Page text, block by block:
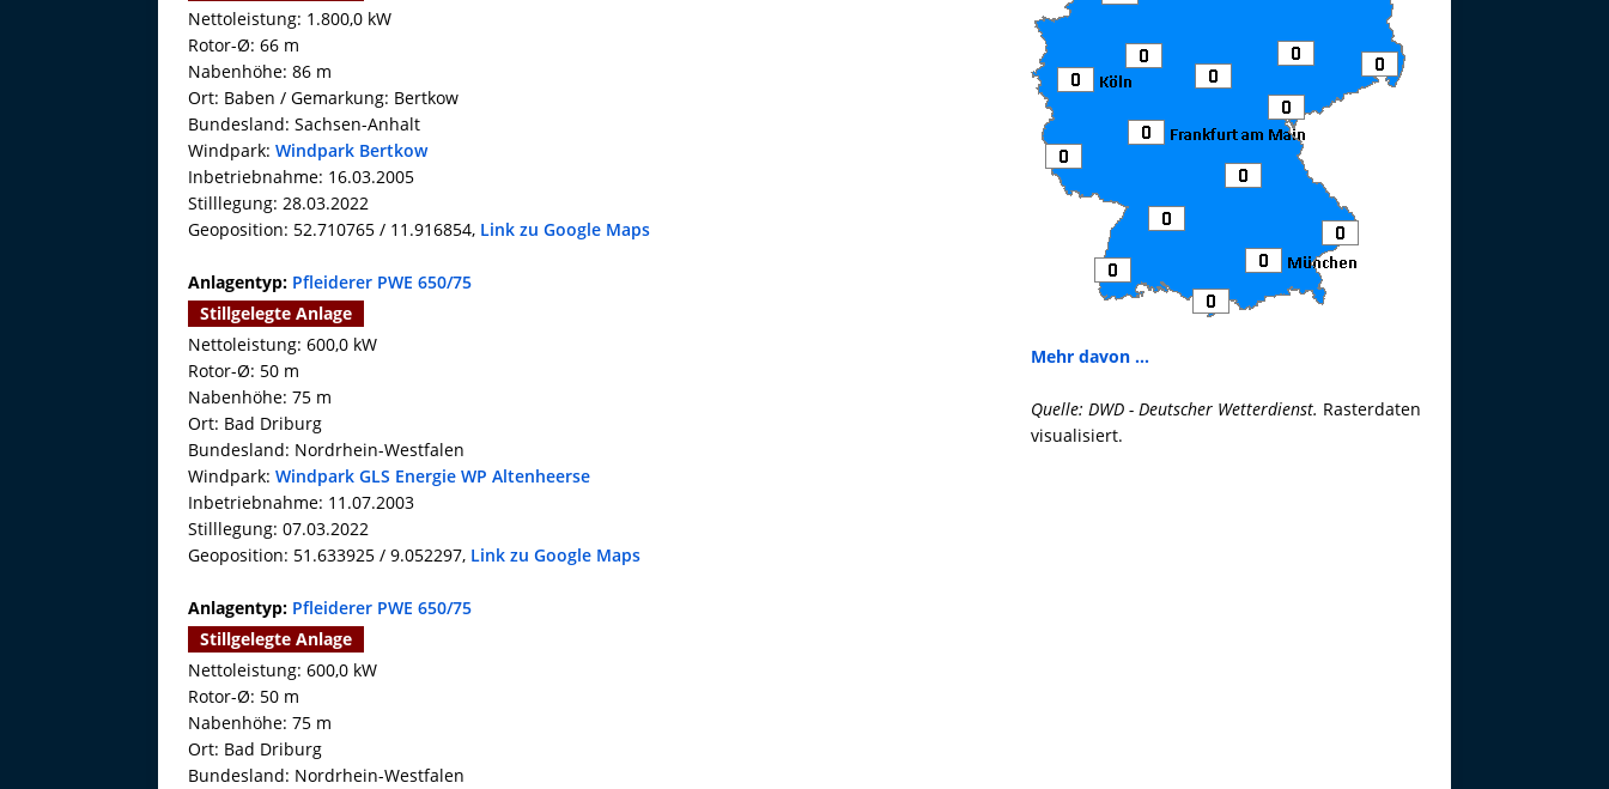
Nettoleistung: 1.800,0 kW
Rotor-Ø: 66 m
Nabenhöhe: 86 m
Ort: Baben / Gemarkung: Bertkow
Bundesland: Sachsen-Anhalt
Windpark: Windpark Bertkow
Inbetriebnahme: 16.03.2005
Stilllegung: 28.03.2022
Geoposition: 52.710765 / 11.916854, Link zu Google Maps
Anlagentyp: Pfleiderer PWE 650/75
Stillgelegte Anlage
Nettoleistung: 600,0 kW
Rotor-Ø: 50 m
Nabenhöhe: 75 m
Ort: Bad Driburg
Bundesland: Nordrhein-Westfalen
Windpark: Windpark GLS Energie WP Altenheerse
Inbetriebnahme: 11.07.2003
Stilllegung: 07.03.2022
Geoposition: 51.633925 / 9.052297, Link zu Google Maps
Anlagentyp: Pfleiderer PWE 650/75
Stillgelegte Anlage
Nettoleistung: 600,0 kW
Rotor-Ø: 50 m
Nabenhöhe: 75 m
Ort: Bad Driburg
Bundesland: Nordrhein-Westfalen
Mehr davon ...
Quelle: DWD - Deutscher Wetterdienst. Rasterdaten
visualisiert.